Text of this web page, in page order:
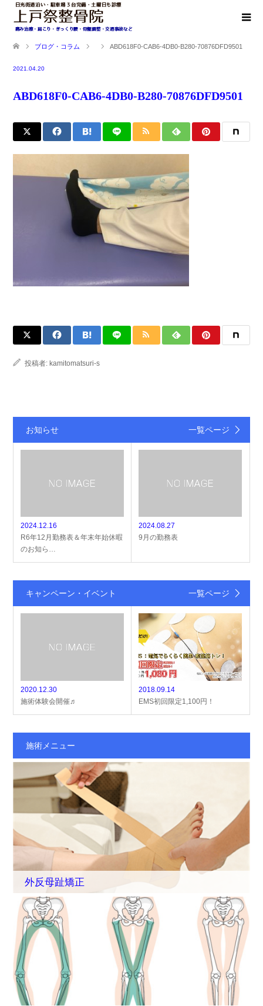
ブログ・コラム ABD618F0-CAB6-4DB0-B280-70876DFD9501
2021.04.20
ABD618F0-CAB6-4DB0-B280-70876DFD9501
投稿者: kamitomatsuri-s
お知らせ 一覧ページ
2024.12.16
R6年12月勤務表＆年末年始休暇
のお知ら…
2024.08.27
9月の勤務表
キャンペーン・イベント 一覧ページ
2020.12.30
施術体験会開催♬
2018.09.14
EMS初回限定1,100円！
施術メニュー
外反母趾矯正